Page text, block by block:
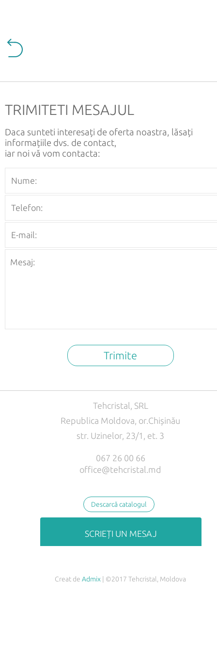
TRIMITETI MESAJUL
Daca sunteti interesați de oferta noastra, lăsați
informațiile dvs. de contact,
iar noi vă vom contacta:
Trimite
Creat de Admix | ©2017 Tehcristal, Moldova
Descarcă catalogul
Tehcristal, SRL
Republica Moldova, or.Chișinău
str. Uzinelor, 23/1, et. 3
067 26 00 66
office@tehcristal.md
SCRIEȚI UN MESAJ